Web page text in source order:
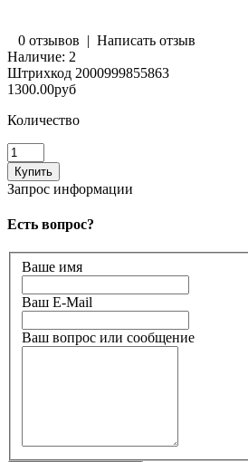
0 отзывов | Написать отзыв
Наличие: 2
Штрихкод 2000999855863
1300.00руб
Количество
Запрос информации
Есть вопрос?
Ваше имя
Ваш E-Mail
Ваш вопрос или сообщение